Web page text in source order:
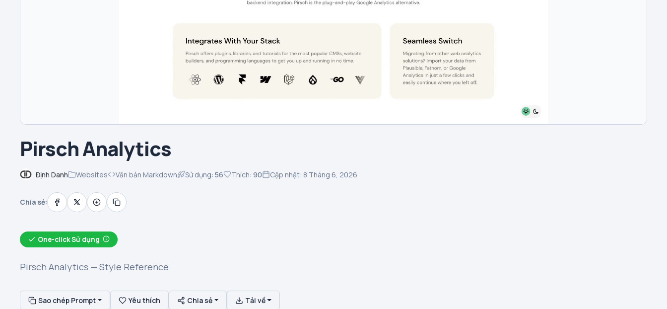
Pirsch Analytics
Định Danh Websites Văn bản Markdown Sử dụng: 56 Thích: 90 Cập nhật: 8 Tháng 6, 2026
Chia sẻ:
One-click Sử dụng
Pirsch Analytics — Style Reference
Sao chép Prompt Yêu thích Chia sẻ Tải về